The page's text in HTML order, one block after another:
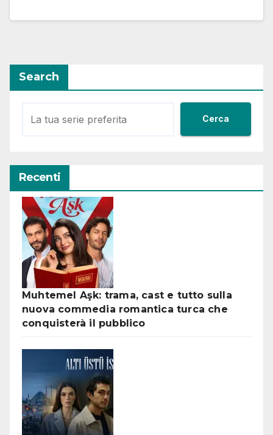
Search
Cerca
Recenti
Muhtemel Aşk: trama, cast e tutto sulla
nuova commedia romantica turca che
conquisterà il pubblico